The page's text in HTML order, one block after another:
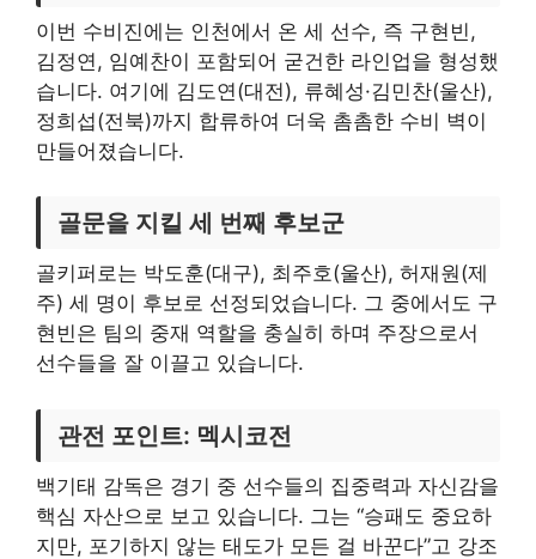
이번 수비진에는 인천에서 온 세 선수, 즉 구현빈,
김정연, 임예찬이 포함되어 굳건한 라인업을 형성했
습니다. 여기에 김도연(대전), 류혜성·김민찬(울산),
정희섭(전북)까지 합류하여 더욱 촘촘한 수비 벽이
만들어졌습니다.
골문을 지킬 세 번째 후보군
골키퍼로는 박도훈(대구), 최주호(울산), 허재원(제
주) 세 명이 후보로 선정되었습니다. 그 중에서도 구
현빈은 팀의 중재 역할을 충실히 하며 주장으로서
선수들을 잘 이끌고 있습니다.
관전 포인트: 멕시코전
백기태 감독은 경기 중 선수들의 집중력과 자신감을
핵심 자산으로 보고 있습니다. 그는 “승패도 중요하
지만, 포기하지 않는 태도가 모든 걸 바꾼다”고 강조